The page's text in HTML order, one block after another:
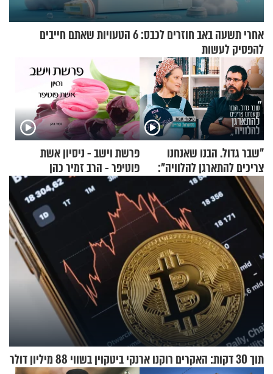
אחרי תשעה באב חוזרים לכבס: 6 הטעויות שאתם חייבים
להפסיק לעשות
"שבר גדול. הבנו שאנחנו
צריכים להתארגן להלוויה":
זוגיות במבחן, הפעם עם מרים
וגד דנינו
פרשת וישב - ניסיון אשת
פוטיפר - הרב זמיר כהן
תוך 30 דקות: האקרים רוקנו ארנקי ביטקוין בשווי 88 מיליון דולר